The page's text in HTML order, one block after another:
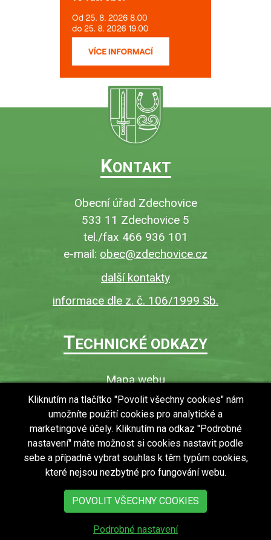
KONTAKT
Obecní úřad Zdechovice
533 11 Zdechovice 5
tel./fax 466 936 101
e-mail: obec@zdechovice.cz
další kontakty
informace dle z. č. 106/1999 Sb.
TECHNICKÉ ODKAZY
Mapa webu
O webu
Povinně zveřejňované informace
Ochrana osobních údajů (GDPR)
Vyhledávání
RSS
Bezbariérový přístup v obci
copyright © 2018 - 2026Obec Zdechovice
Kliknutím na tlačítko "Povolit všechny cookies" nám
umožníte použití cookies pro analytické a
marketingové účely. Kliknutím na odkaz "Podrobné
nastavení" máte možnost si cookies nastavit podle
sebe a případně vybrat souhlas k těm typům cookies,
které nejsou nezbytné pro fungování webu.
POVOLIT VŠECHNY COOKIES
Podrobné nastavení